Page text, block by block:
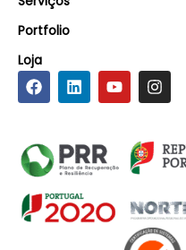
Portfolio
Loja